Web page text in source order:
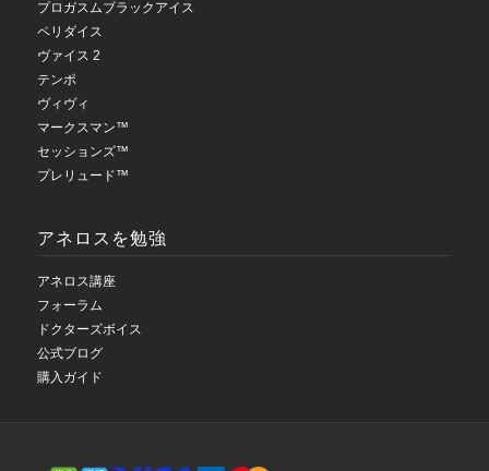
プロガスムブラックアイス
ペリダイス
ヴァイス 2
テンポ
ヴィヴィ
マークスマン™
セッションズ™
プレリュード™
アネロスを勉強
アネロス講座
フォーラム
ドクターズボイス
公式ブログ
購入ガイド